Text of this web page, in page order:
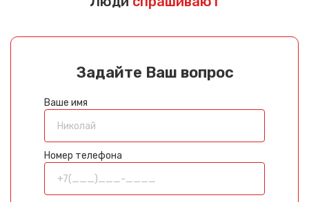
Задайте Ваш вопрос
Ваше имя
Номер телефона